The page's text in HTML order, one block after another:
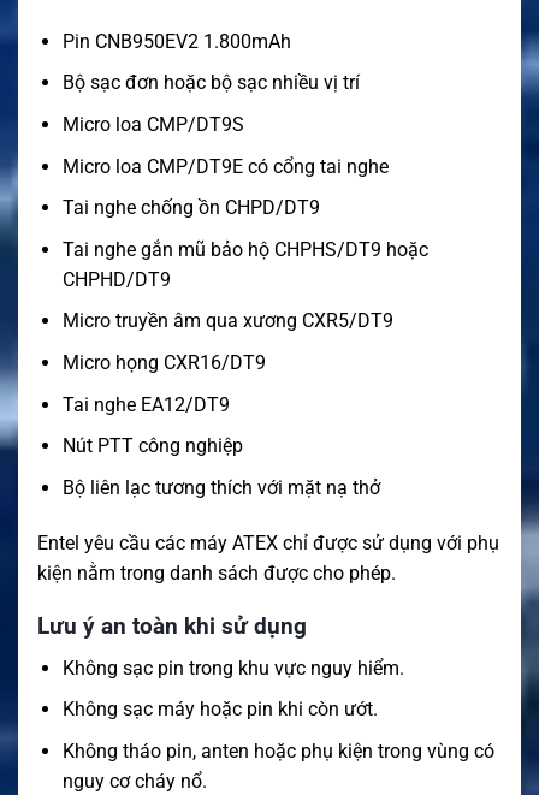
Pin CNB950EV2 1.800mAh
Bộ sạc đơn hoặc bộ sạc nhiều vị trí
Micro loa CMP/DT9S
Micro loa CMP/DT9E có cổng tai nghe
Tai nghe chống ồn CHPD/DT9
Tai nghe gắn mũ bảo hộ CHPHS/DT9 hoặc
CHPHD/DT9
Micro truyền âm qua xương CXR5/DT9
Micro họng CXR16/DT9
Tai nghe EA12/DT9
Nút PTT công nghiệp
Bộ liên lạc tương thích với mặt nạ thở
Entel yêu cầu các máy ATEX chỉ được sử dụng với phụ
kiện nằm trong danh sách được cho phép.
Lưu ý an toàn khi sử dụng
Không sạc pin trong khu vực nguy hiểm.
Không sạc máy hoặc pin khi còn ướt.
Không tháo pin, anten hoặc phụ kiện trong vùng có
nguy cơ cháy nổ.